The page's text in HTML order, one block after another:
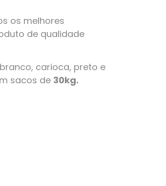
os melhores
de qualidade
carioca, preto e
sacos de 30kg.